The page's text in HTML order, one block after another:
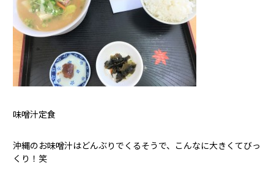
味噌汁定食
沖縄のお味噌汁はどんぶりでくるそうで、こんなに大きくてびっ
くり！笑